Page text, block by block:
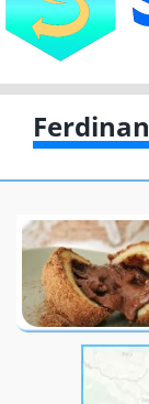
Eko pravo
Gde
Zelena
O nama